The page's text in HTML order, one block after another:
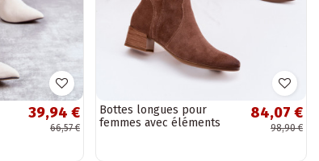
39,94 €
66,57 €
Bottes longues pour
femmes avec éléments
84,07 €
98,90 €